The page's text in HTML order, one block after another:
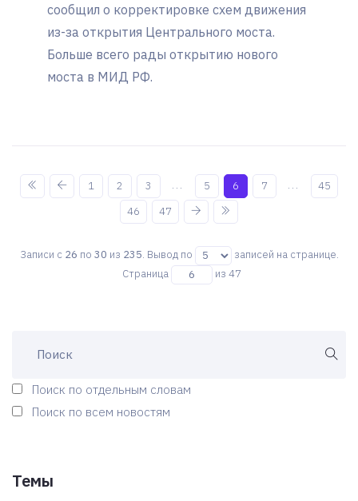
сообщил о корректировке схем движения
из-за открытия Центрального моста.
Больше всего рады открытию нового
моста в МИД РФ.
1 2 3 ... 5 6 7 ...
45
46
47
Записи с 26 по 30 из 235. Вывод по
записей на странице.
Страница
из 47
Поиск по отдельным словам
Поиск по всем новостям
Темы